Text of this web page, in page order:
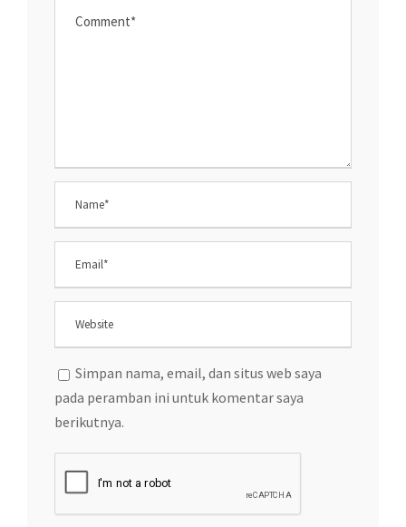
Simpan nama, email, dan situs web saya
pada peramban ini untuk komentar saya
berikutnya.